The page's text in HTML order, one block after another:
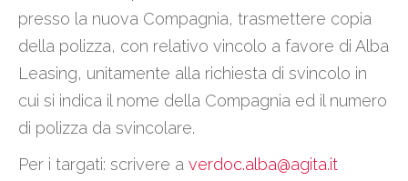
presso la nuova Compagnia, trasmettere copia
della polizza, con relativo vincolo a favore di Alba
Leasing, unitamente alla richiesta di svincolo in
cui si indica il nome della Compagnia ed il numero
di polizza da svincolare.
Per i targati: scrivere a verdoc.alba@agita.it